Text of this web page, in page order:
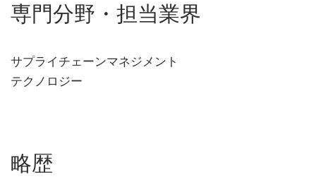
専門分野・担当業界
サプライチェーンマネジメント
テクノロジー
略歴